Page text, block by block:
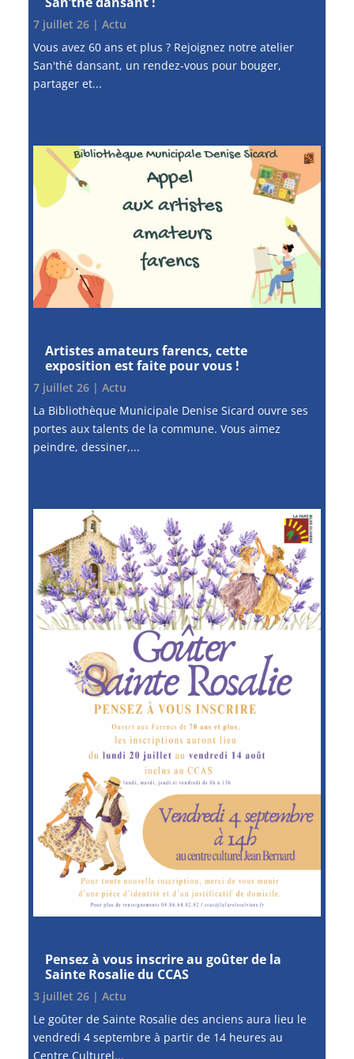
7 juillet 26| Actu
Vous avez 60 ans et plus ? Rejoignez notre atelier
San'thé dansant, un rendez-vous pour bouger,
partager et...
Artistes amateurs farencs, cette
exposition est faite pour vous !
7 juillet 26| Actu
La Bibliothèque Municipale Denise Sicard ouvre ses
portes aux talents de la commune. Vous aimez
peindre, dessiner,...
Pensez à vous inscrire au goûter de la
Sainte Rosalie du CCAS
3 juillet 26| Actu
Le goûter de Sainte Rosalie des anciens aura lieu le
vendredi 4 septembre à partir de 14 heures au
Centre Culturel...